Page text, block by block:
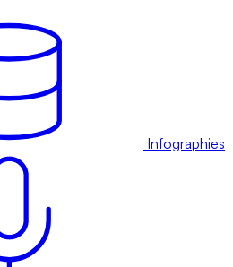
Infographies